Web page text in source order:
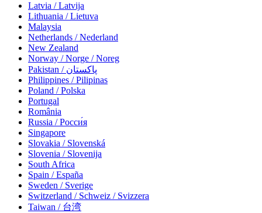
Latvia / Latvija
Lithuania / Lietuva
Malaysia
Netherlands / Nederland
New Zealand
Norway / Norge / Noreg
Pakistan / پاکستان
Philippines / Pilipinas
Poland / Polska
Portugal
România
Russia / Росси́я
Singapore
Slovakia / Slovenská
Slovenia / Slovenija
South Africa
Spain / España
Sweden / Sverige
Switzerland / Schweiz / Svizzera
Taiwan / 台湾